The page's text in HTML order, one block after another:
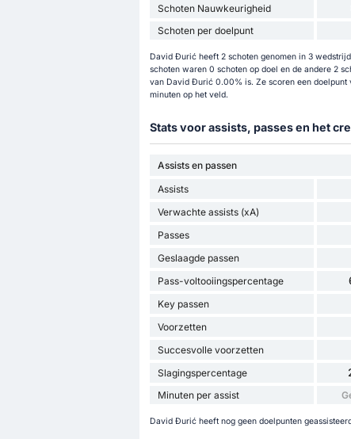
Schoten Nauwkeurigheid
Schoten per doelpunt
David Đurić heeft 2 schoten genomen in 3
schoten waren 0 schoten op doel en de andere 2
van David Đurić 0.00% is. Ze scoren een doelpunt
minuten op het veld.
Stats voor assists, passes en het
Assists en passen
Assists
Verwachte assists (xA)
Passes
Geslaagde passen
Pass-voltooiingspercentage
Key passen
Voorzetten
Succesvolle voorzetten
Slagingspercentage
Minuten per assist
David Đurić heeft nog geen doelpunten